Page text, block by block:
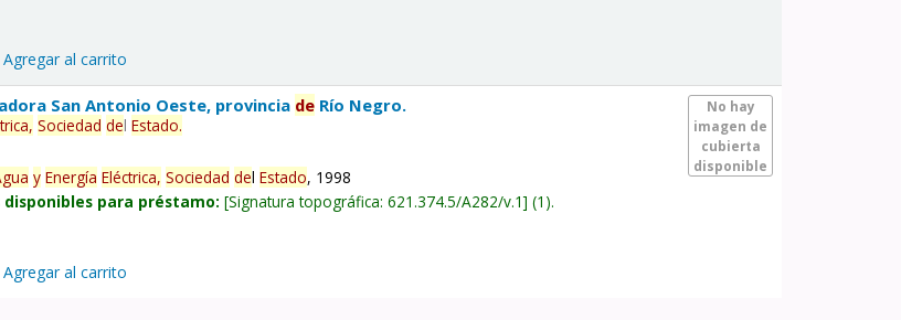
Agregar al carrito
No hay
imagen de
cubierta
disponible
San Antonio Oeste, provincia de Río Negro.
Sociedad delEstado.
y Energía Eléctrica, Sociedad delEstado, 1998
disponibles para préstamo: Signatura topográfica:621.374.5/A282/v.1 (1).
Agregar al carrito